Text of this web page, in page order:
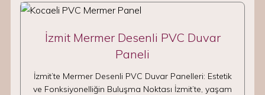
İzmit Mermer Desenli PVC Duvar
Paneli
İzmit’te Mermer Desenli PVC Duvar Panelleri: Estetik
ve Fonksiyonelliğin Buluşma Noktası İzmit’te, yaşam